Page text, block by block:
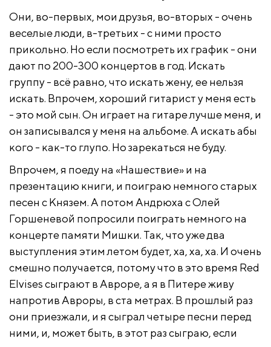
Они, во-первых, мои друзья, во-вторых - очень
веселые люди, в-третьих - с ними просто
прикольно. Но если посмотреть их график - они
дают по 200-300 концертов в год. Искать
группу - всё равно, что искать жену, ее нельзя
искать. Впрочем, хороший гитарист у меня есть
- это мой сын. Он играет на гитаре лучше меня, и
он записывался у меня на альбоме. А искать абы
кого - как-то глупо. Но зарекаться не буду.
Впрочем, я поеду на «Нашествие» и на
презентацию книги, и поиграю немного старых
песен с Князем. А потом Андрюха с Олей
Горшеневой попросили поиграть немного на
концерте памяти Мишки. Так, что уже два
выступления этим летом будет, ха, ха, ха. И очень
смешно получается, потому что в это время Red
Elvises сыграют в Авроре, а я в Питере живу
напротив Авроры, в ста метрах. В прошлый раз
они приезжали, и я сыграл четыре песни перед
ними, и, может быть, в этот раз сыграю, если